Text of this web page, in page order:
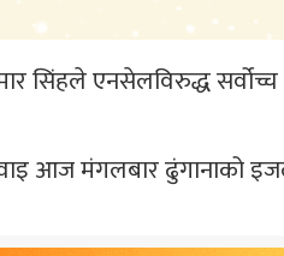
सिंहले एनसेलविरुद्ध
आज मंगलबार ढुंगानाको